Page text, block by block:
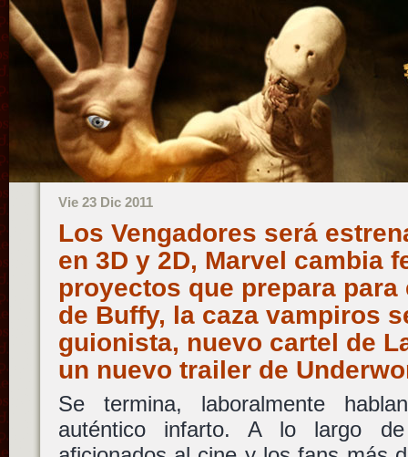
Vie 23 Dic 2011
Los Vengadores será
en 3D y 2D, Marvel cambia
proyectos que prepara para
de Buffy, la caza vampiros
guionista, nuevo cartel de
un nuevo trailer de
Se termina, laboralmente
auténtico infarto. A lo largo